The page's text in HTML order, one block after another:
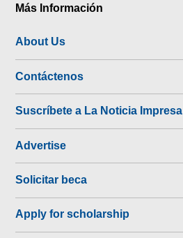
Más Información
About Us
Contáctenos
Suscríbete a La Noticia Impresa
Advertise
Solicitar beca
Apply for scholarship